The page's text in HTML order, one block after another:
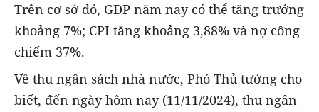
Trên cơ sở đó, GDP năm nay có thể tăng trưởng
khoảng 7%; CPI tăng khoảng 3,88% và nợ công
chiếm 37%.
Về thu ngân sách nhà nước, Phó Thủ tướng cho
biết, đến ngày hôm nay (11/11/2024), thu ngân